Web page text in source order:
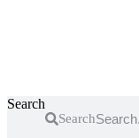
Search
Search